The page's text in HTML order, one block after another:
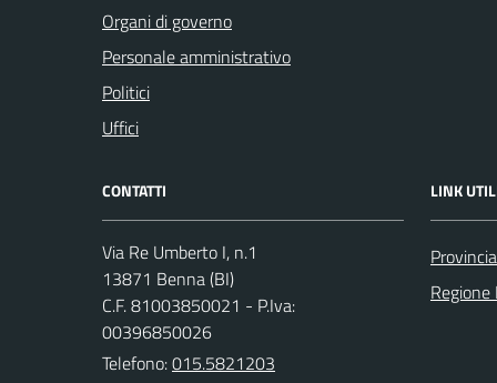
Organi di governo
Personale amministrativo
Politici
Uffici
CONTATTI
Via Re Umberto I, n.1
13871 Benna (BI)
C.F. 81003850021 - P.Iva:
00396850026
Telefono:015.5821203
LINK